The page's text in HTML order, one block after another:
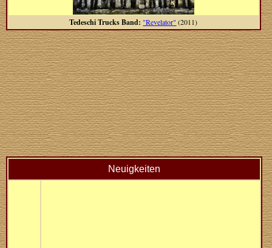
Tedeschi Trucks Band: "Revelator" (2011)
Neuigkeiten